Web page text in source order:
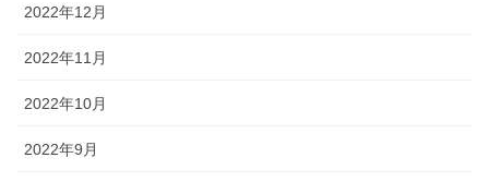
2022年12月
2022年11月
2022年10月
2022年9月